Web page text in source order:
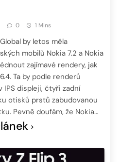
0 1 Mins
by letos měla
mobilů Nokia 7.2 a Nokia
zajímavé rendery, jak
Ta by podle renderů
IPS displeji, čtyři zadní
otisků prstů zabudovanou
Pevně doufám, že Nokia…